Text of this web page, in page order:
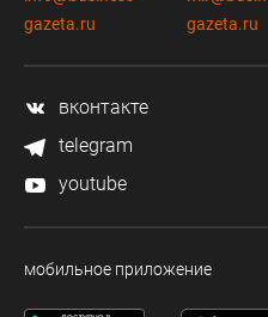
gazeta.ru
gazeta.ru
вконтакте
telegram
youtube
мобильное приложение